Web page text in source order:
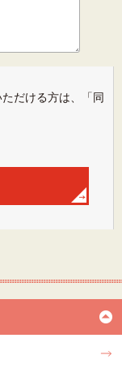
だける方は、「同